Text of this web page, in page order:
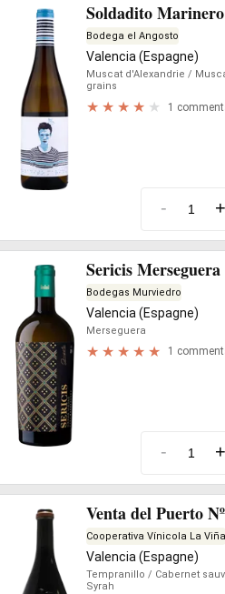
Soldadito
Bodega el Angosto
Valencia (Espagne)
Muscat d'Alexandrie /
grains
1
- +
Sericis Merseguera
Bodegas Murviedro
Valencia (Espagne)
Merseguera
1
- +
Venta del Puerto
Cooperativa Vínicola La Viña
Valencia (Espagne)
Tempranillo / Cabernet
Syrah